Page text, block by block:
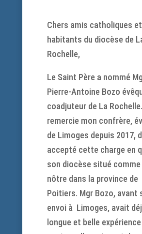
Chers amis catholiques et
habitants du diocèse de
Rochelle,
Le Saint Père a nommé
Pierre-Antoine Bozo
coadjuteur de La
remercie mon confrère,
de Limoges depuis 2017,
accepté cette charge en
son diocèse situé comme
nôtre dans la province de
Poitiers. Mgr Bozo, avant
envoi à Limoges, avait
longue et belle